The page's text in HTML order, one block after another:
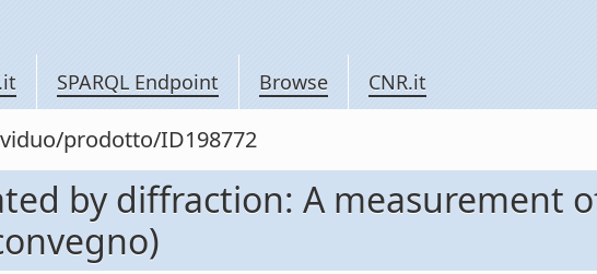
SPARQL Endpoint Browse CNR.it
prodotto/ID198772
by diffraction: A measurement